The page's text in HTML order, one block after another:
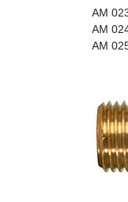
AM
AM
AM